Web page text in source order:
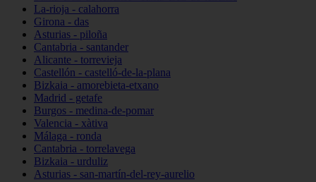
La-rioja - calahorra
Girona - das
Asturias - piloña
Cantabria - santander
Alicante - torrevieja
Castellón - castelló-de-la-plana
Bizkaia - amorebieta-etxano
Madrid - getafe
Burgos - medina-de-pomar
Valencia - xàtiva
Málaga - ronda
Cantabria - torrelavega
Bizkaia - urduliz
Asturias - san-martín-del-rey-aurelio